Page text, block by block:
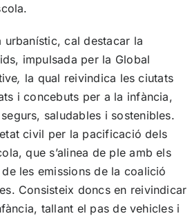
urbanístic, cal destacar la
, impulsada per la Global
, la qual reivindica les ciutats
i concebuts per a la infància,
saludables i sostenibles.
civil per la pacificació dels
que s’alinea de ple amb els
les emissions de la coalició
. Consisteix doncs en reivindicar
tallant el pas de vehicles i